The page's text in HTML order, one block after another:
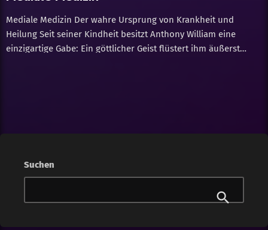
Mediale Medizin Der wahre Ursprung von Krankheit und
Heilung Seit seiner Kindheit besitzt Anthony William eine
einzigartige Gabe: Ein göttlicher Geist flüstert ihm äußerst
Suchen